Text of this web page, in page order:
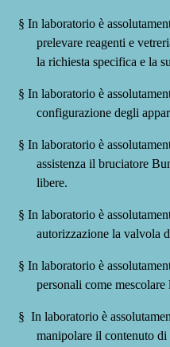
§ In laboratorio è
prelevare reagenti e
la richiesta specifica e la
§ In laboratorio è
configurazione degli
§ In laboratorio è
assistenza il bruciatore
libere.
§ In laboratorio è
autorizzazione la valvola
§ In laboratorio è
personali come
§ In laboratorio è
manipolare il contenuto